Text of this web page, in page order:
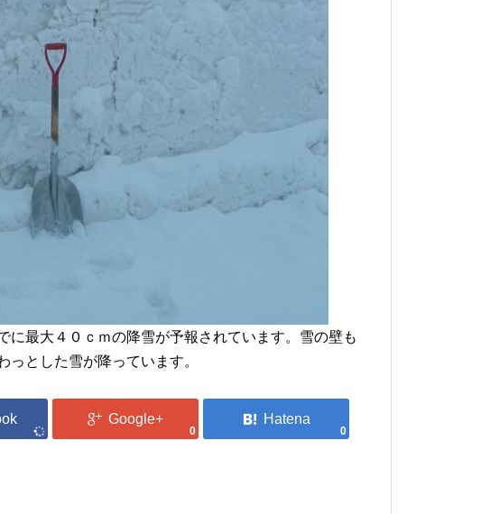
に最大４０ｃｍの降雪が予報されています。雪の壁も
とした雪が降っています。
0 0